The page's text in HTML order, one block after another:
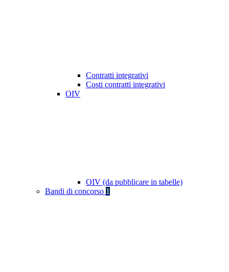
Contratti integrativi
Costi contratti integrativi
OIV
OIV (da pubblicare in tabelle)
Bandi di concorso 1